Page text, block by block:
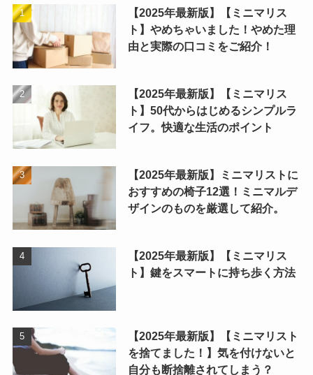
【2025年最新版】【ミニマリス
ト】やめちゃいました！やめた理
由と実際の口コミをご紹介！
【2025年最新版】【ミニマリス
ト】50代からはじめるシンプルラ
イフ。快適な生活のポイント
【2025年最新版】ミニマリストに
おすすめの椅子12選！ミニマルデ
ザインのものを厳選して紹介。
【2025年最新版】【ミニマリス
ト】鍵をスマートに持ち歩く方法
【2025年最新版】【ミニマリスト
を捨てました！】気を付けないと
自分も断捨離されてしまう？